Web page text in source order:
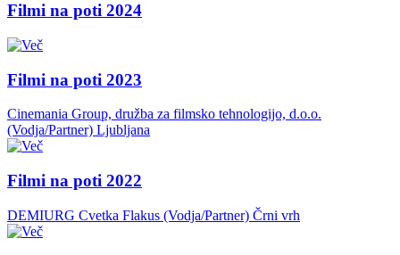
Filmi na poti 2024
Filmi na poti 2023
Cinemania Group, družba za filmsko tehnologijo, d.o.o.
(Vodja/Partner) Ljubljana
Filmi na poti 2022
DEMIURG Cvetka Flakus (Vodja/Partner) Črni vrh